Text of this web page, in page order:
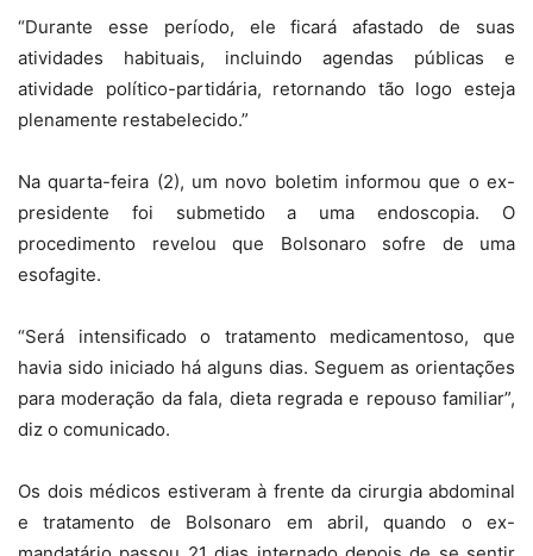
“Durante esse período, ele ficará afastado de suas
atividades habituais, incluindo agendas públicas e
atividade político-partidária, retornando tão logo esteja
plenamente restabelecido.”
Na quarta-feira (2), um novo boletim informou que o ex-
presidente foi submetido a uma endoscopia. O
procedimento revelou que Bolsonaro sofre de uma
esofagite.
“Será intensificado o tratamento medicamentoso, que
havia sido iniciado há alguns dias. Seguem as orientações
para moderação da fala, dieta regrada e repouso familiar”,
diz o comunicado.
Os dois médicos estiveram à frente da cirurgia abdominal
e tratamento de Bolsonaro em abril, quando o ex-